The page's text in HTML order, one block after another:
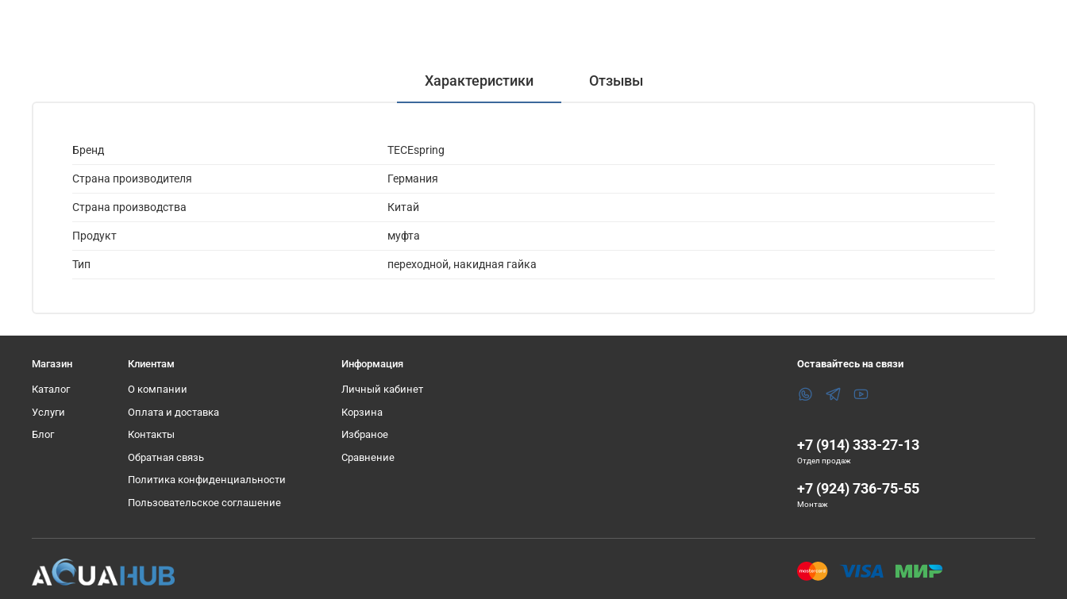
Характеристики Отзывы
Бренд TECEspring
Страна производителя Германия
Страна производства Китай
Продукт муфта
Тип переходной, накидная гайка
Магазин
Каталог
Услуги
Блог
Клиентам
О компании
Оплата и доставка
Контакты
Обратная связь
Политика конфиденциальности
Пользовательское соглашение
Информация
Личный кабинет
Корзина
Избраное
Сравнение
Оставайтесь на связи
+7 (914) 333-27-13
Отдел продаж
+7 (924) 736-75-55
Монтаж